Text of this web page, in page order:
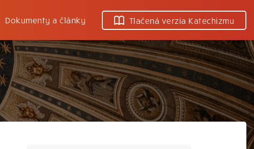
Dokumenty a články Tlačená verzia Katechizmu